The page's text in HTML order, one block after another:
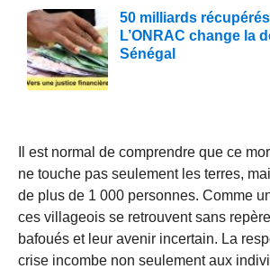
50 milliards
L’ONRAC change la
Sénégal
Il est normal de comprendre que ce
ne touche pas seulement les terres,
de plus de 1 000 personnes. Comme
ces villageois se retrouvent sans
bafoués et leur avenir incertain. La
crise incombe non seulement aux